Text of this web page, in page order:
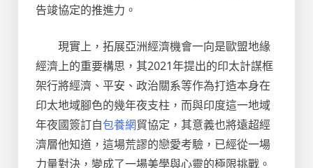
告竣協定的推進力。
現實上，拓展亞洲經濟機會一向是歐盟地緣
經濟上的重要構思，其2021年提出的印太計謀框
架行將經濟、平安、政治關系等作為打造本身在
印太地域腳色的幾年夜支柱，而與印度這一地域
年夜國簽訂自包養網貿協定，其意義也將遠超經
濟層他知道，這場荒謬的戀愛考驗，已經從一場
力量對決，變成了一場美學與心靈的極限挑戰。